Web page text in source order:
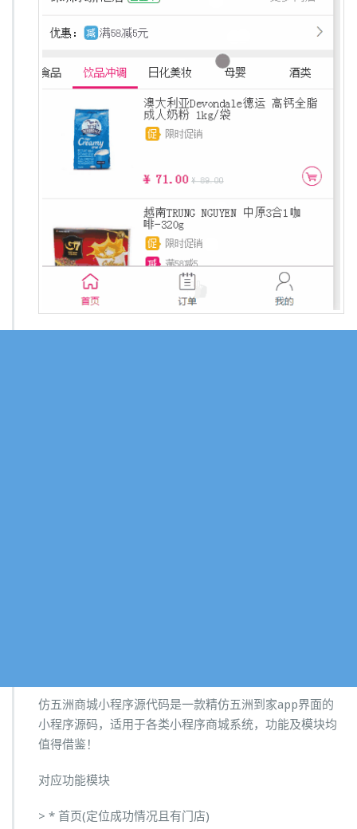
仿五洲商城小程序源代码是一款精仿五洲到家app界面的
小程序源码，适用于各类小程序商城系统，功能及模块均
值得借鉴！
对应功能模块
> * 首页(定位成功情况且有门店)